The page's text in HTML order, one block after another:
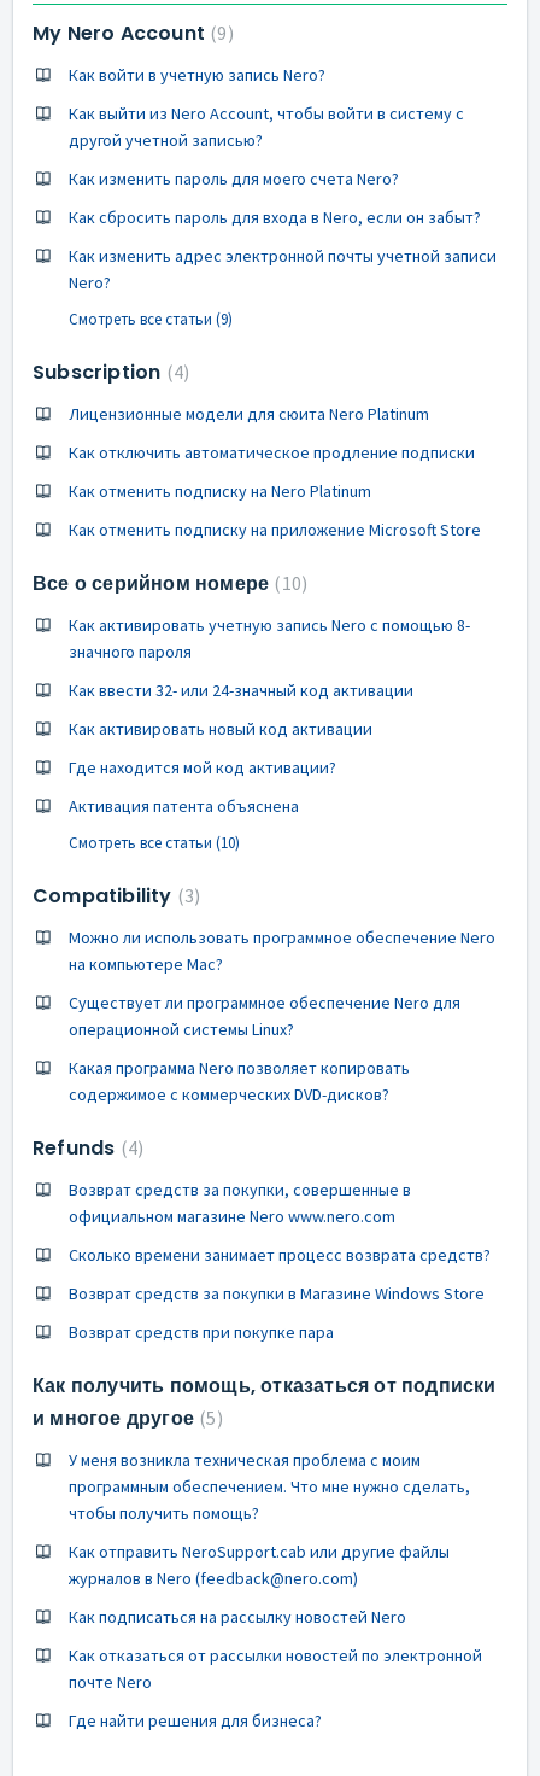
My Nero Account 9
Как войти в учетную запись Nero?
Как выйти из Nero Account, чтобы войти в систему с
другой учетной записью?
Как изменить пароль для моего счета Nero?
Как сбросить пароль для входа в Nero, если он забыт?
Как изменить адрес электронной почты учетной записи
Nero?
Смотреть все статьи (9)
Subscription 4
Лицензионные модели для сюита Nero Platinum
Как отключить автоматическое продление подписки
Как отменить подписку на Nero Platinum
Как отменить подписку на приложение Microsoft Store
Все о серийном номере 10
Как активировать учетную запись Nero с помощью 8-
значного пароля
Как ввести 32- или 24-значный код активации
Как активировать новый код активации
Где находится мой код активации?
Активация патента объяснена
Смотреть все статьи (10)
Compatibility 3
Можно ли использовать программное обеспечение Nero
на компьютере Mac?
Существует ли программное обеспечение Nero для
операционной системы Linux?
Какая программа Nero позволяет копировать
содержимое с коммерческих DVD-дисков?
Refunds 4
Возврат средств за покупки, совершенные в
официальном магазине Nero www.nero.com
Сколько времени занимает процесс возврата средств?
Возврат средств за покупки в Магазине Windows Store
Возврат средств при покупке пара
Как получить помощь, отказаться от подписки
и многое другое 5
У меня возникла техническая проблема с моим
программным обеспечением. Что мне нужно сделать,
чтобы получить помощь?
Как отправить NeroSupport.cab или другие файлы
журналов в Nero (feedback@nero.com)
Как подписаться на рассылку новостей Nero
Как отказаться от рассылки новостей по электронной
почте Nero
Где найти решения для бизнеса?